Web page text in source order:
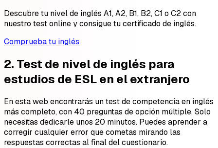
Descubre tu nivel de inglés A1, A2, B1, B2, C1 o C2 con
nuestro test online y consigue tu certificado de inglés.
Comprueba tu inglés
2. Test de nivel de inglés para
estudios de ESL en el extranjero
En esta web encontrarás un test de competencia en inglés
más completo, con 40 preguntas de opción múltiple. Solo
necesitas dedicarle unos 20 minutos. Puedes aprender a
corregir cualquier error que cometas mirando las
respuestas correctas al final del cuestionario.